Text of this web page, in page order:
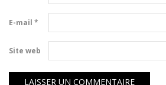
E-mail *
Site web